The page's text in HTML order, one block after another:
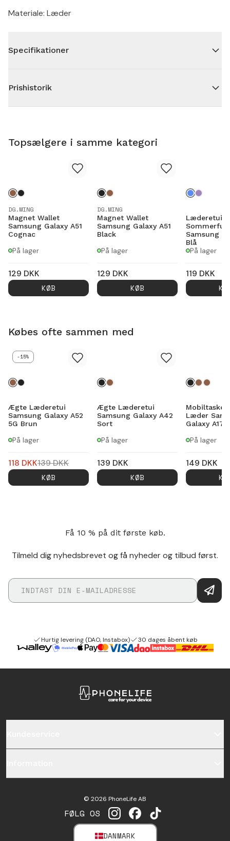
Materiale: Læder
Specifikationer
Prishistorik
Topsælgere i samme kategori
DG.MING
Magnet Wallet
Samsung Galaxy A51
Cognac
På lager
129 DKK
KØB
DG.MING
Magnet Wallet
Samsung Galaxy A51
Black
På lager
129 DKK
KØB
Læderetui
Samsung
Blå
På lager
119 DKK
Købes ofte sammen med
-15%
Ægte Læderetui
Samsung Galaxy A52
5G Brun
På lager
118 DKK139DKK
KØB
Ægte Læderetui
Samsung Galaxy A42
Sort
På lager
139 DKK
KØB
Mobiltaske
Læder
Galaxy A17
På lager
149 DKK
Få 10 % på dit første køb.
Tilmeld dig nyhedsbrevet og få nyheder og tilbud først.
Hurtig levering (DAO, Instabox) 30 dages åbent køb
FØLG OS INSTAGRAM
FACEBOOKTIKTOK
DANMARK
© 2026 PhoneLife AB